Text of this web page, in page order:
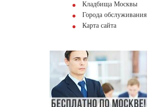
Кладбища Москвы
Города обслуживания
Карта сайта